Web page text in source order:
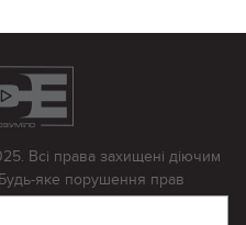
Всі права захищені діючим
яке порушення прав
Будь-яке відтворення